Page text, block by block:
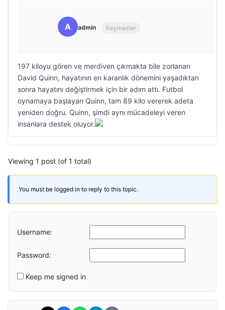
A admin Keymaster
197 kiloyu gören ve merdiven çıkmakta bile zorlanan
David Quinn, hayatının en karanlık dönemini yaşadıktan
sonra hayatını değiştirmek için bir adım attı. Futbol
oynamaya başlayan Quinn, tam 89 kilo vererek adeta
yeniden doğru. Quinn, şimdi aynı mücadeleyi veren
insanlara destek oluyor.
Viewing 1 post (of 1 total)
You must be logged in to reply to this topic.
Username:
Password:
Keep me signed in